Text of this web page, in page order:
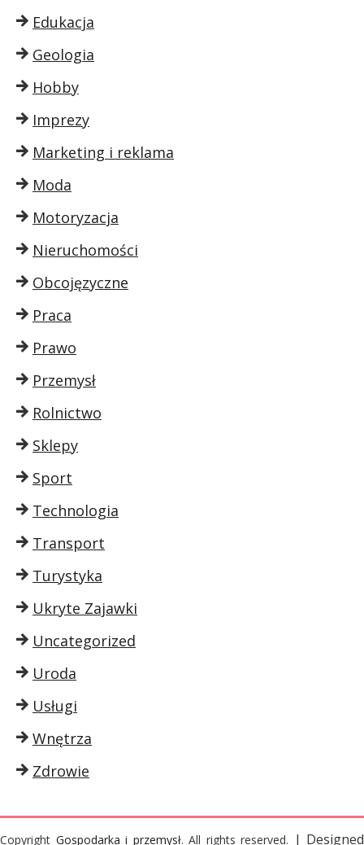
Edukacja
Geologia
Hobby
Imprezy
Marketing i reklama
Moda
Motoryzacja
Nieruchomości
Obcojęzyczne
Praca
Prawo
Przemysł
Rolnictwo
Sklepy
Sport
Technologia
Transport
Turystyka
Ukryte Zajawki
Uncategorized
Uroda
Usługi
Wnętrza
Zdrowie
Copyright Gospodarka i przemysł. All rights reserved. | Designed